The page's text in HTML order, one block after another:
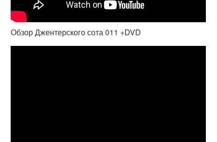
Обзор Джентерского сота 011 +DVD